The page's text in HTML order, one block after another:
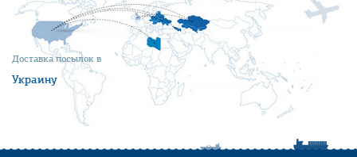
Доставка посылок в
Украину